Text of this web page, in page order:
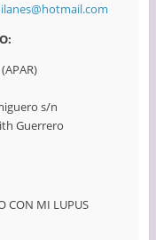
s/n
Guerrero
CON MI LUPUS